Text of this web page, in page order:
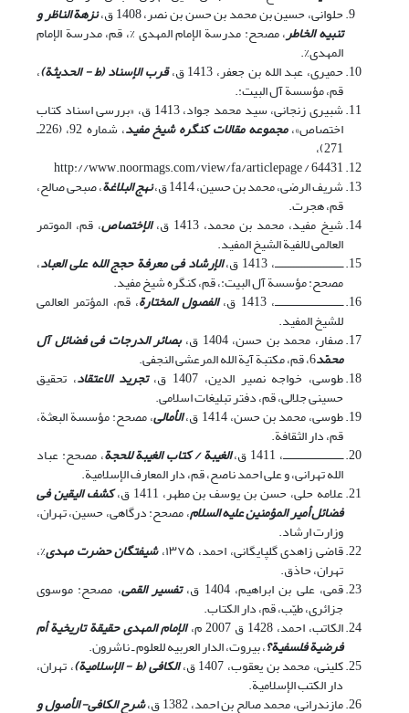
حلوانى، حسین بن محمد بن حسن بن نصر، 1408 ق، نزهة الناظر و
تنبیه الخاطر، مصحح: مدرسة الإمام المهدی %‏، قم‏، مدرسة الإمام
المهدی%‏‏.‏
حمیرى، عبد الله بن جعفر، 1413 ق، قرب الإسناد (ط - الحدیثة)،
قم، مؤسسة آل البیت:.
شبیری زنجانی، سید محمد جواد، 1413 ق، «بررسی اسناد کتاب
اختصاص»،مجموعه مقالات کنگره شیخ مفید ، شماره 92، (226ـ
271)،
http://www.noormags.com/view/fa/articlepage / 64431
شریف الرضی، محمد بن حسین، 1414 ق، نهج البلاغة، صبحی صالح،
قم، هجرت‏.
شیخ مفید، محمد بن محمد، 1413 ق، الإختصاص، قم، الموتمر
العالمى لالفیة الشیخ المفید.
ـــــــــــــــــــــــــ، 1413 ق، الإرشاد فی معرفة حجج الله على العباد،
مصحح: مؤسسة آل البیت:‏، قم‏، کنگره شیخ مفید.‏
ـــــــــــــــــــــــــ، 1413 ق، الفصول المختارة، قم‏، المؤتمر العالمی
للشیخ المفید‏.
صفار، محمد بن حسن، 1404 ق، بصائر الدرجات فی فضائل آل
محمّد6، قم، مکتبة آیة الله المرعشی النجفی‏.
طوسى‏، خواجه نصیر الدین، 1407 ق، تجرید الاعتقاد، تحقیق
حسینى جلالى، قم، دفتر تبلیغات اسلامى‏‏.
طوسى، محمد بن حسن‏، 1414 ق، الأمالی، مصحح: مؤسسة البعثة،
قم‏، دار الثقافة‏.
ــــــــــــــــــــــ، 1411 ق، الغیبة / کتاب الغیبة للحجة، مصحح: عباد
الله تهرانى، و على احمد ناصح، قم‏، دار المعارف الإسلامیة.‏
علامه حلى، حسن بن یوسف بن مطهر، 1411 ق، کشف الیقین فی
فضائل أمیر المؤمنین علیه السلام‏، مصحح: درگاهى، حسین‏، تهران‏،
وزارت ارشاد‏.
قاضی زاهدی ‌گلپایگانی، احمد، ۱۳۷۵، شیفتگان حضرت مهدی%،
تهران، حاذق.
قمى، على بن ابراهیم، 1404 ق، تفسیر القمی‏،‏ مصحح: موسوى
جزائرى، طیّب، قم‏، دار الکتاب‏.‏
الکاتب، احمد، 1428 ق 2007 م، الإمام المهدی حقیقة تاریخیة أم
فرضیة فلسفیة؟، بیروت، الدار العربیه للعلوم ـ ناشرون.
کلینى، محمد بن یعقوب، 1407 ق، الکافی (ط - الإسلامیة)، تهران،
دار الکتب الإسلامیة.
مازندرانى، محمد صالح بن احمد، 1382 ق، شرح الکافی- الأصول و